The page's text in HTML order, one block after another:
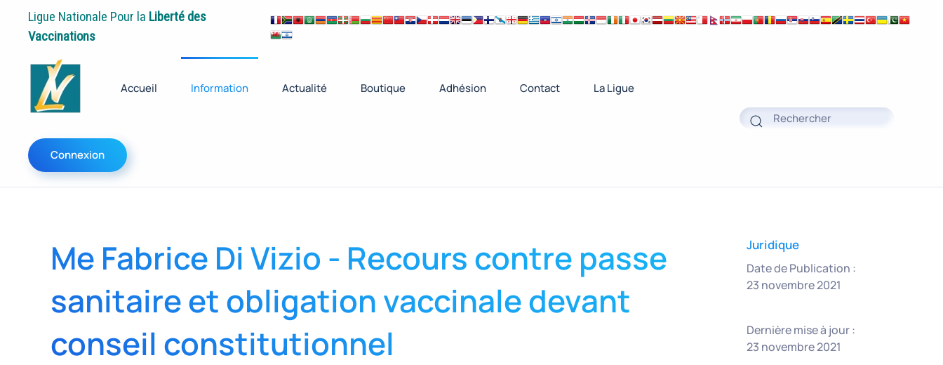
Ligue Nationale Pour la Liberté des
Vaccinations
Accueil Information Actualité Boutique Adhésion Contact La Ligue
Connexion
Me Fabrice Di Vizio - Recours contre passe
sanitaire et obligation vaccinale devant
conseil constitutionnel
Juridique
Date de Publication :
23 novembre 2021
Dernière mise à jour :
23 novembre 2021